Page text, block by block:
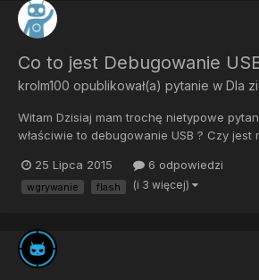
Co to jest Debugowanie
krolm100 opublikował(a) pytanie w Dla
Witam Dzisiaj mam trochę nietypowe
właściwie to debugowanie USB ? Czy jest
trybu, np. gdy telefon wpadnie w bootloop ?
25 Lipca 2015 6 odpowiedzi
wgrywanie flash (i 3 więcej)